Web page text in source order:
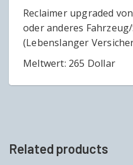
Reclaimer upgraded
oder anderes
(Lebenslanger
Meltwert: 265 Dollar
Related products